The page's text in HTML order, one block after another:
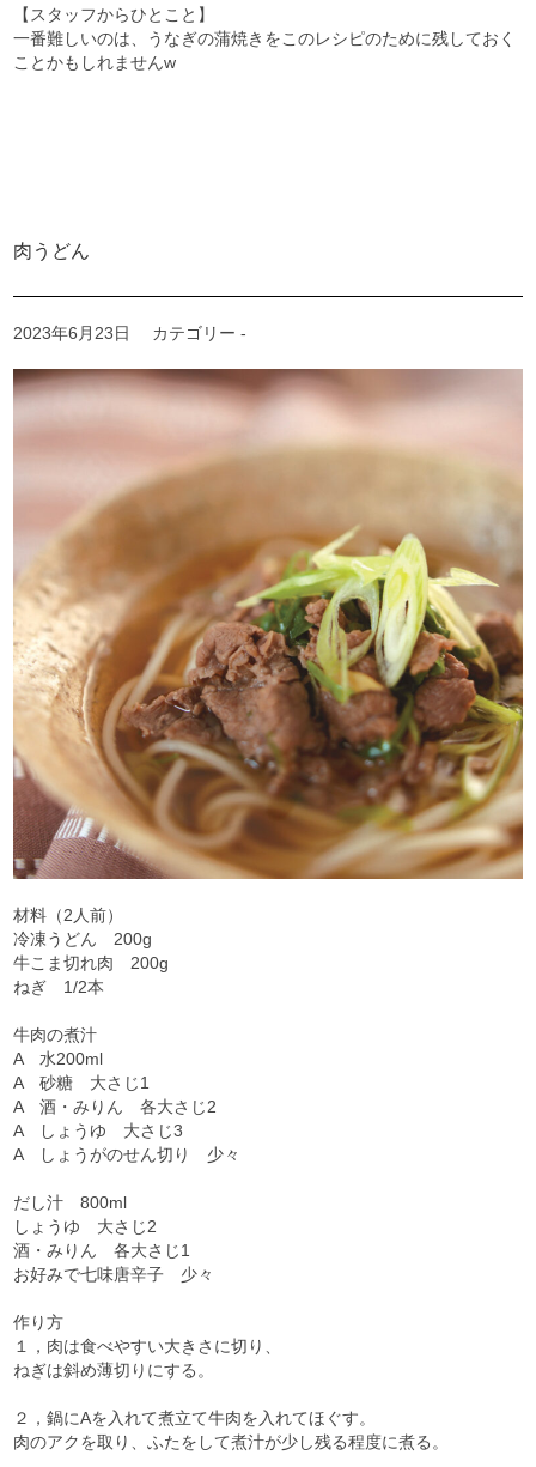
【スタッフからひとこと】
一番難しいのは、うなぎの蒲焼きをこのレシピのために残しておく
ことかもしれませんw
肉うどん
2023年6月23日 カテゴリー -
材料（2人前）
冷凍うどん 200g
牛こま切れ肉 200g
ねぎ 1/2本
牛肉の煮汁
A 水200ml
A 砂糖 大さじ1
A 酒・みりん 各大さじ2
A しょうゆ 大さじ3
A しょうがのせん切り 少々
だし汁 800ml
しょうゆ 大さじ2
酒・みりん 各大さじ1
お好みで七味唐辛子 少々
作り方
１，肉は食べやすい大きさに切り、
ねぎは斜め薄切りにする。
２，鍋にAを入れて煮立て牛肉を入れてほぐす。
肉のアクを取り、ふたをして煮汁が少し残る程度に煮る。